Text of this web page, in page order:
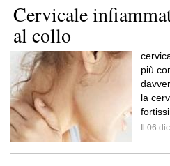
Cervicale
al collo
più
la
Il 06